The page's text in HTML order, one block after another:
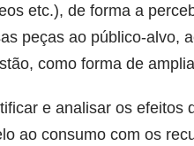
etc.), de forma a
peças ao público-alvo,
como forma de
e analisar os efeitos
ao consumo com os